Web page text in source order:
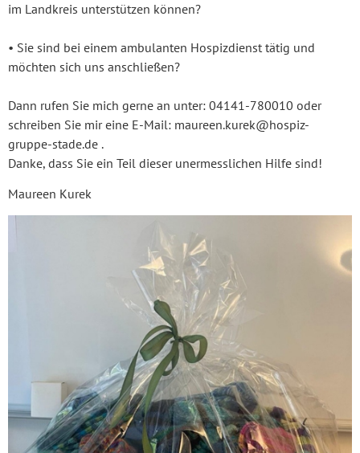
im Landkreis unterstützen können?
• Sie sind bei einem ambulanten Hospizdienst tätig und
möchten sich uns anschließen?
Dann rufen Sie mich gerne an unter: 04141-780010 oder
schreiben Sie mir eine E-Mail: maureen.kurek@hospiz-
gruppe-stade.de .
Danke, dass Sie ein Teil dieser unermesslichen Hilfe sind!
Maureen Kurek